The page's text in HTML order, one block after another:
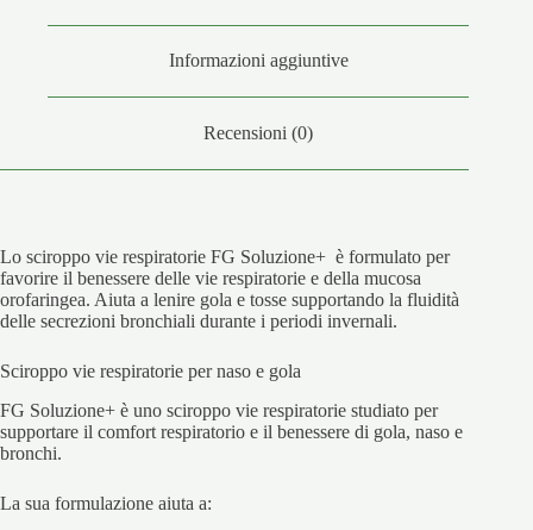
Informazioni aggiuntive
Recensioni (0)
Lo sciroppo vie respiratorie FG Soluzione+ è formulato per
favorire il benessere delle vie respiratorie e della mucosa
orofaringea. Aiuta a lenire gola e tosse supportando la fluidità
delle secrezioni bronchiali durante i periodi invernali.
Sciroppo vie respiratorie per naso e gola
FG Soluzione+ è uno sciroppo vie respiratorie studiato per
supportare il comfort respiratorio e il benessere di gola, naso e
bronchi.
La sua formulazione aiuta a: